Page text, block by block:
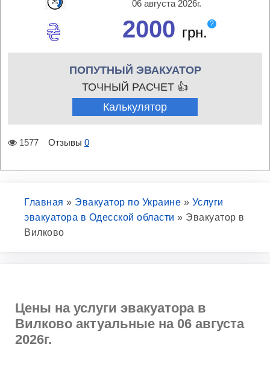
06 августа 2026г.
2000 грн.
?
ПОПУТНЫЙ ЭВАКУАТОР
ТОЧНЫЙ РАСЧЕТ 👍
Калькулятор
1577 Отзывы 0
Главная » Эвакуатор по Украине » Услуги
эвакуатора в Одесской области » Эвакуатор в
Вилково
Цены на услуги эвакуатора в
Вилково актуальные на 06 августа
2026г.